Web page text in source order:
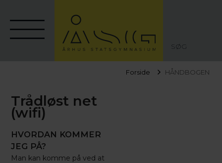
SØG
Forside HÅNDBOGEN
Trådløst net
(wifi)
HVORDAN KOMMER
JEG PÅ?
Man kan komme på ved at